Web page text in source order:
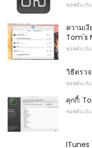
ซอฟต์แวร์
ความเ
Tom's
ซอฟต์แวร์
วิธีตรว
ซอฟต์แวร์
คุกกี้:
ซอฟต์แวร์
ITunes